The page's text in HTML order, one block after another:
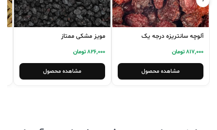
آلوچه سانتریزه درجه یک
817,000 تومان
مشاهده محصول
مویز مشکی ممتاز
826,000 تومان
مشاهده محصول